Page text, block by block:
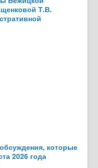
Т.В.
которые
2026 года